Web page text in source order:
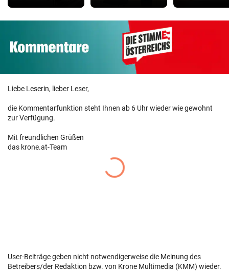
Liebe Leserin, lieber Leser,
die Kommentarfunktion steht Ihnen ab 6 Uhr wieder wie gewohnt
zur Verfügung.
Mit freundlichen Grüßen
das krone.at-Team
User-Beiträge geben nicht notwendigerweise die Meinung des
Betreibers/der Redaktion bzw. von Krone Multimedia (KMM) wieder.